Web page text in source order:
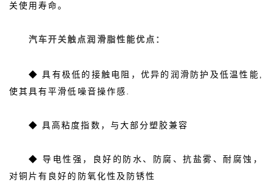
关使用寿命。
汽车开关触点润滑脂性能优点：
◆ 具有极低的接触电阻，优异的润滑防护及低温性能,
使其具有平滑低噪音操作感.
◆ 具高粘度指数，与大部分塑胶兼容
◆ 导电性强，良好的防水、防腐、抗盐雾、耐腐蚀，
对铜片有良好的防氧化性及防锈性